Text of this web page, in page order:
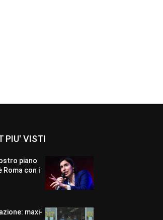
PIU' VISTI
piano
Roma con i
maxi-